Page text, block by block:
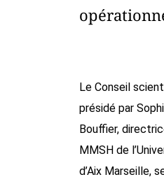
Le Conseil
présidé par
Bouffier,
MMSH de
d’Aix Marseille,